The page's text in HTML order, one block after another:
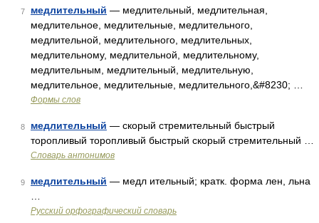
7 медлительный — медлительный, медлительная,
медлительное, медлительные, медлительного,
медлительной, медлительного, медлительных,
медлительному, медлительной, медлительному,
медлительным, медлительный, медлительную,
медлительное, медлительные, медлительного,&#8230; …
Формы слов
8 медлительный — скорый стремительный быстрый
торопливый торопливый быстрый скорый стремительный …
Словарь антонимов
9 медлительный — медл ительный; кратк. форма лен, льна
Русский орфографический словарь